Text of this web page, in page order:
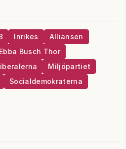
Inrikes
Alliansen
Ebba Busch Thor
Miljöpartiet
Socialdemokraterna